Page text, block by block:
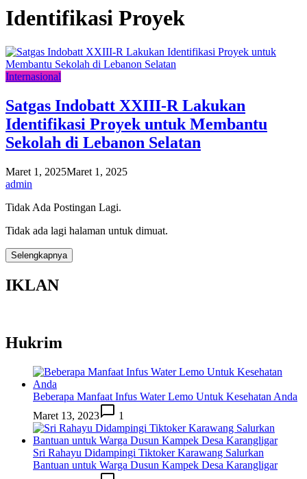
Identifikasi Proyek
Internasional
Satgas Indobatt XXIII-R Lakukan
Identifikasi Proyek untuk Membantu
Sekolah di Lebanon Selatan
Maret 1, 2025Maret 1, 2025
admin
Tidak Ada Postingan Lagi.
Tidak ada lagi halaman untuk dimuat.
Selengkapnya
IKLAN
Hukrim
Beberapa Manfaat Infus Water Lemo Untuk Kesehatan Anda
Maret 13, 2023
1
Sri Rahayu Didampingi Tiktoker Karawang Salurkan
Bantuan untuk Warga Dusun Kampek Desa Karangligar